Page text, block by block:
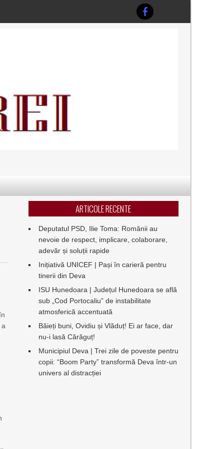
ARTICOLE RECENTE
Deputatul PSD, Ilie Toma: Românii au
nevoie de respect, implicare, colaborare,
adevăr și soluții rapide
Inițiativă UNICEF | Pași în carieră pentru
tinerii din Deva
ISU Hunedoara | Județul Hunedoara se află
sub „Cod Portocaliu” de instabilitate
atmosferică accentuată
Băieți buni, Ovidiu și Vlăduț! Ei ar face, dar
nu-i lasă Cărăguț!
Municipiul Deva | Trei zile de poveste pentru
copii: “Boom Party” transformă Deva într-un
univers al distracției